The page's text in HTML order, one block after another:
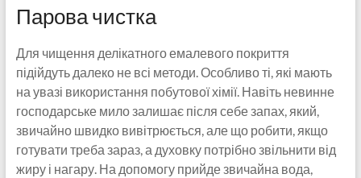
Парова чистка
Для чищення делікатного емалевого покриття
підійдуть далеко не всі методи. Особливо ті, які мають
на увазі використання побутової хімії. Навіть невинне
господарське мило залишає після себе запах, який,
звичайно швидко вивітрюється, але що робити, якщо
готувати треба зараз, а духовку потрібно звільнити від
жиру і нагару. На допомогу прийде звичайна вода,